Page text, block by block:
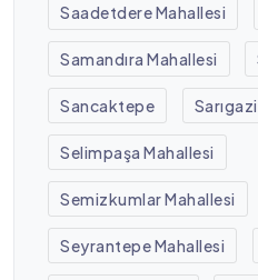
Saadetdere Mahallesi
Samandıra Mahallesi
Sancaktepe
Selimpaşa Mahallesi
Semizkumlar Mahallesi
Seyrantepe Mahallesi